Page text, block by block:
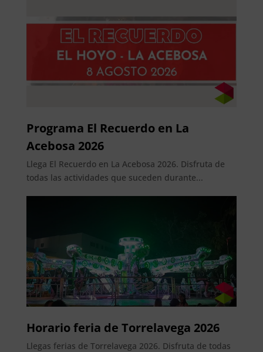
Programa El Recuerdo en La
Acebosa 2026
Llega El Recuerdo en La Acebosa 2026. Disfruta de
todas las actividades que suceden durante...
Horario feria de Torrelavega 2026
Llegas ferias de Torrelavega 2026. Disfruta de todas